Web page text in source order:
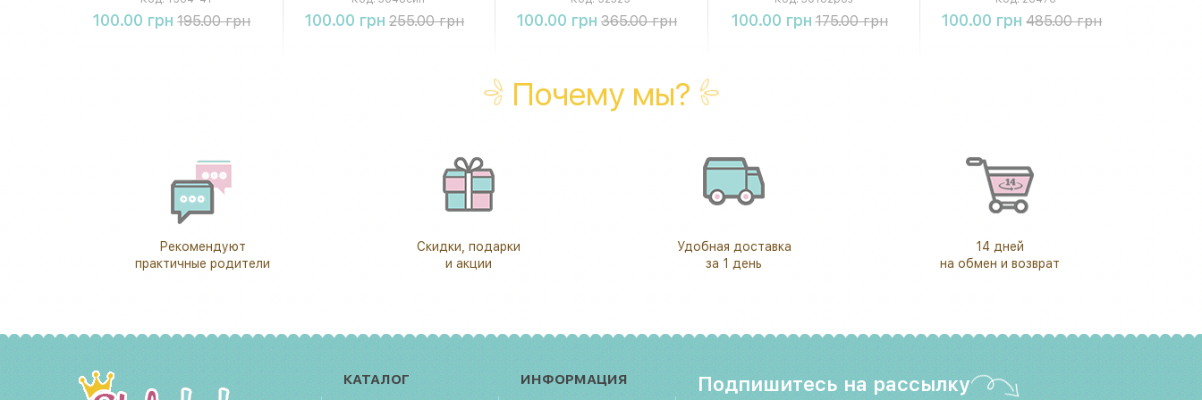
100.00 грн 195.00 грн
Купить
100.00 грн 255.00 грн
Купить
100.00 грн 365.00 грн
Купить
100.00 грн 175.00 грн
Купить
100.00 грн 485.00 грн
Купить
Почему мы?
Рекомендуют
практичные родители
Скидки, подарки
и акции
Удобная доставка
за 1 день
14 дней
на обмен и возврат
КАТАЛОГ ИНФОРМАЦИЯ Подпишитесь на рассылку